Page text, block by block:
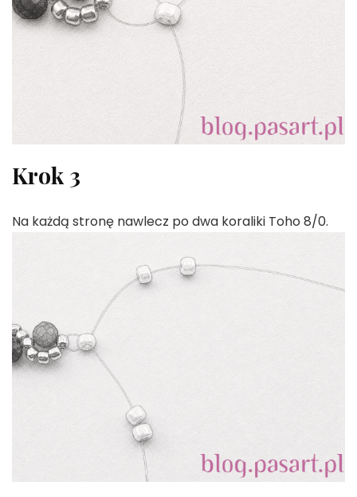
Krok 3
Na każdą stronę nawlecz po dwa koraliki Toho 8/0.